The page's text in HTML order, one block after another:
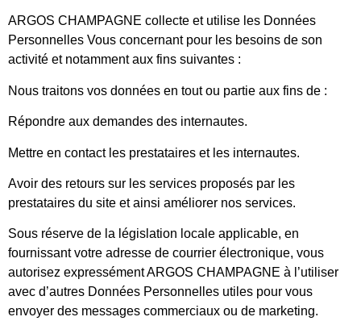
ARGOS CHAMPAGNE collecte et utilise les Données
Personnelles Vous concernant pour les besoins de son
activité et notamment aux fins suivantes :
Nous traitons vos données en tout ou partie aux fins de :
Répondre aux demandes des internautes.
Mettre en contact les prestataires et les internautes.
Avoir des retours sur les services proposés par les
prestataires du site et ainsi améliorer nos services.
Sous réserve de la législation locale applicable, en
fournissant votre adresse de courrier électronique, vous
autorisez expressément ARGOS CHAMPAGNE à l’utiliser
avec d’autres Données Personnelles utiles pour vous
envoyer des messages commerciaux ou de marketing.